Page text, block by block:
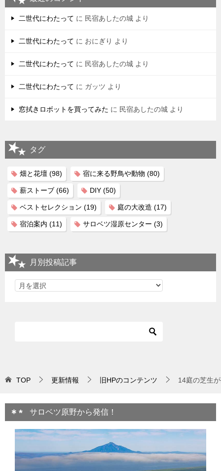
二世代にわたって に 民宿あしたの城 より
二世代にわたって に おにぎり より
二世代にわたって に 民宿あしたの城 より
二世代にわたって に ガッツ より
窓拭きロボットを買ってみた に 民宿あしたの城 より
タグ
畑と花壇 (98) 宿に来る野鳥や動物 (80)
薪ストーブ (66) DIY (50)
ベストセレクション (19) 庭の大改造 (17)
宿泊案内 (11) サロベツ湿原センター (3)
月別投稿記事
TOP 更新情報 旧HPのコンテンツ 14庭の芝生
サロベツ原野から発信！